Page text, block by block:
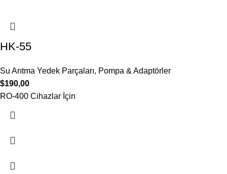
HK-55
Su Arıtma Yedek Parçaları, Pompa & Adaptörler
$190,00
RO-400 Cihazlar İçin